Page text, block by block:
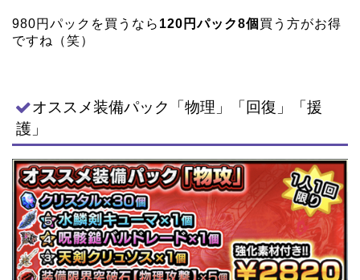
980円パックを買うなら 120円パック8個 買う方がお得
ですね（笑）
オススメ装備パック「物理」「回復」「援
護」